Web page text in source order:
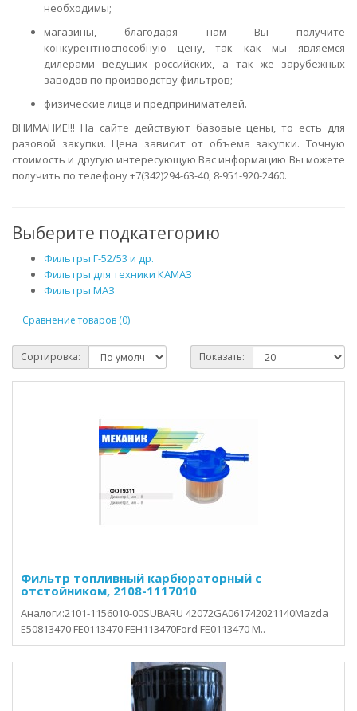
необходимы;
магазины, благодаря нам Вы получите
конкурентноспособную цену, так как мы являемся
дилерами ведущих российских, а так же зарубежных
заводов по производству фильтров;
физические лица и предпринимателей.
ВНИМАНИЕ!!! На сайте действуют базовые цены, то есть для
разовой закупки. Цена зависит от объема закупки. Точную
стоимость и другую интересующую Вас информацию Вы можете
получить по телефону +7(342)294-63-40, 8-951-920-2460.
Выберите подкатегорию
Фильтры Г-52/53 и др.
Фильтры для техники КАМАЗ
Фильтры МАЗ
Сравнение товаров (0)
Сортировка: Показать:
Фильтр топливный карбюраторный с
отстойником, 2108-1117010
Аналоги:2101-1156010-00SUBARU 42072GA061742021140Mazda
E50813470 FE0113470 FEH113470Ford FE0113470 М..